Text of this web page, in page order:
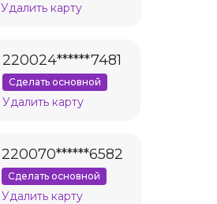
Удалить карту
220024******7481
Сделать основной
Удалить карту
220070******6582
Сделать основной
Удалить карту